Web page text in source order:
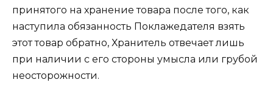
принятого на хранение товара после того, как
наступила обязанность Поклажедателя взять
этот товар обратно, Хранитель отвечает лишь
при наличии с его стороны умысла или грубой
неосторожности.